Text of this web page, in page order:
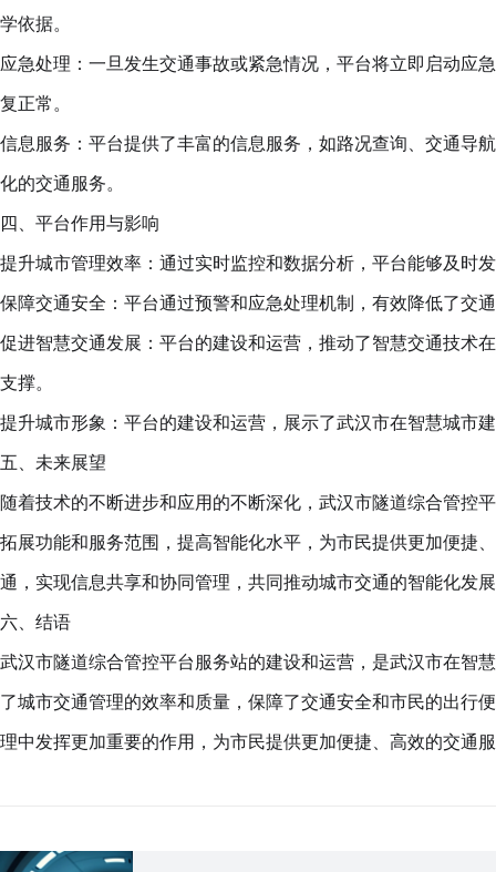
学依据。
应急处理：一旦发生交通事故或紧急情况，平台将立即启动应
复正常。
信息服务：平台提供了丰富的信息服务，如路况查询、交通导
化的交通服务。
四、平台作用与影响
提升城市管理效率：通过实时监控和数据分析，平台能够及时
保障交通安全：平台通过预警和应急处理机制，有效降低了交
促进智慧交通发展：平台的建设和运营，推动了智慧交通技术
支撑。
提升城市形象：平台的建设和运营，展示了武汉市在智慧城市
五、未来展望
随着技术的不断进步和应用的不断深化，武汉市隧道综合管控
拓展功能和服务范围，提高智能化水平，为市民提供更加便捷
通，实现信息共享和协同管理，共同推动城市交通的智能化发
六、结语
武汉市隧道综合管控平台服务站的建设和运营，是武汉市在智
了城市交通管理的效率和质量，保障了交通安全和市民的出行
理中发挥更加重要的作用，为市民提供更加便捷、高效的交通